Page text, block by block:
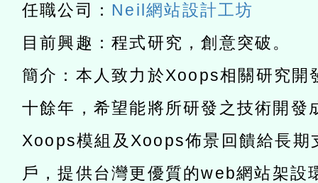
t」
有關大陸委員會函釋公務
赴陸應申請許可一案
轉知經濟部水利署委託財
研究院辦理「115年表揚
位及節水達人選拔活動」
市孔廟祈福系列活動—儒
航」
2026年桃園地景藝術節教
「2026桃園藝術巡演」活
任職公司： Neil網站設計工坊
目前興趣：程式研究，創意突破。
簡介：本人致力於Xoops相關研究開
十餘年，希望能將所研發之技術開發
Xoops模組及Xoops佈景回饋給長期
戶，提供台灣更優質的web網站架設